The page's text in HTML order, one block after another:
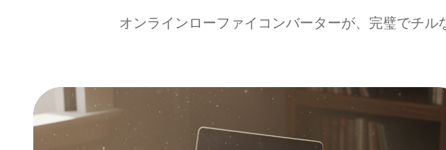
オンラインローファイコンバーターが、完璧でチ